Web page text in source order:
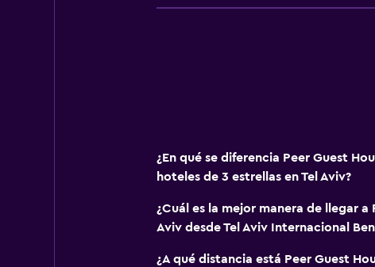
¿En qué se diferencia Peer Guest
hoteles de 3 estrellas en Tel Aviv?
¿Cuál es la mejor manera de llegar a
Aviv desde Tel Aviv Internacional
¿A qué distancia está Peer Guest